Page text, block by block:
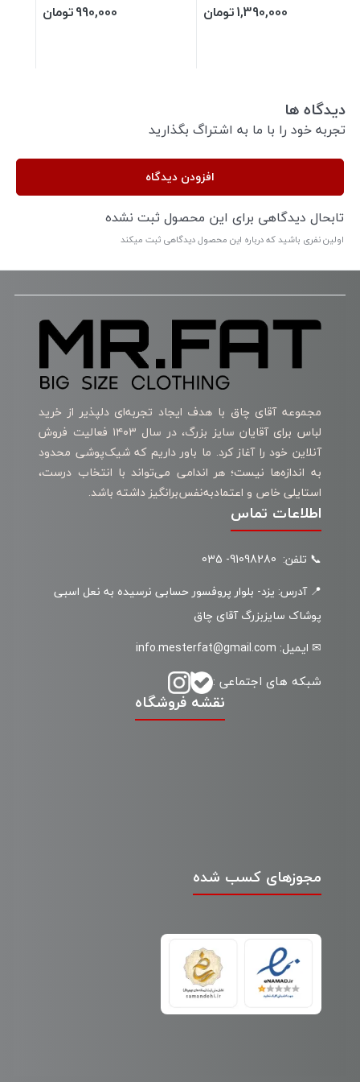
1,390,000تومان 990,000تومان
دیدگاه ها
تجربه خود را با ما به اشتراگ بگذارید
افزودن دیدگاه
تابحال دیدگاهی برای این محصول ثبت نشده
اولین نفری باشید که درباره این محصول دیدگاهی ثبت میکند
مجموعه آقای چاق با هدف ایجاد تجربه‌ای دلپذیر از خرید
لباس برای آقایان سایز بزرگ، در سال ۱۴۰۳ فعالیت فروش
آنلاین خود را آغاز کرد. ما باور داریم که شیک‌پوشی محدود
به اندازه‌ها نیست؛ هر اندامی می‌تواند با انتخاب درست،
استایلی خاص و اعتمادبه‌نفس‌برانگیز داشته باشد.
مجوزهای کسب شده
اطلاعات تماس
📞 تلفن: 91098280- 035
📍 آدرس: یزد- بلوار پروفسور حسابی نرسیده به نعل اسبی
پوشاک سایزبزرگ آقای چاق
✉ ایمیل: info.mesterfat@gmail.com
شبکه های اجتماعی :
نقشه فروشگاه